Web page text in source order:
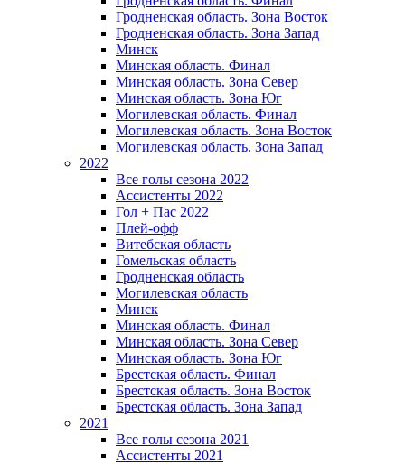
Гродненская область. Зона Восток
Гродненская область. Зона Запад
Минск
Минская область. Финал
Минская область. Зона Север
Минская область. Зона Юг
Могилевская область. Финал
Могилевская область. Зона Восток
Могилевская область. Зона Запад
2022
Все голы сезона 2022
Ассистенты 2022
Гол + Пас 2022
Плей-офф
Витебская область
Гомельская область
Гродненская область
Могилевская область
Минск
Mинская область. Финал
Минская область. Зона Север
Минская область. Зона Юг
Брестская область. Финал
Брестская область. Зона Восток
Брестская область. Зона Запад
2021
Все голы сезона 2021
Ассистенты 2021